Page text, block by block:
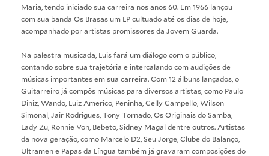
Maria, tendo iniciado sua carreira nos anos 60. Em 1966 lançou
com sua banda Os Brasas um LP cultuado até os dias de hoje,
acompanhado por artistas promissores da Jovem Guarda.
Na palestra musicada, Luis fará um diálogo com o público,
contando sobre sua trajetória e intercalando com audições de
músicas importantes em sua carreira. Com 12 álbuns lançados, o
Guitarreiro já compôs músicas para diversos artistas, como Paulo
Diniz, Wando, Luiz Americo, Peninha, Celly Campello, Wilson
Simonal, Jair Rodrigues, Tony Tornado, Os Originais do Samba,
Lady Zu, Ronnie Von, Bebeto, Sidney Magal dentre outros. Artistas
da nova geração, como Marcelo D2, Seu Jorge, Clube do Balanço,
Ultramen e Papas da Língua também já gravaram composições do